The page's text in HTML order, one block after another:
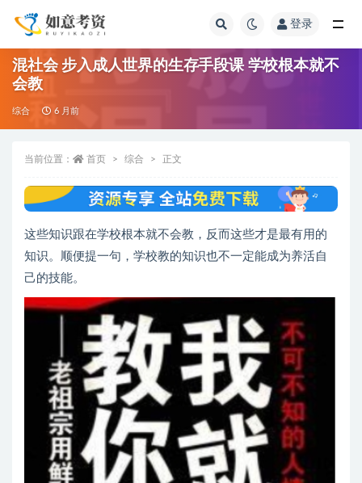
登录
混社会 步入成人世界的生存手段课 学校根本就不
会教
综合 6 月前
当前位置： 首页 综合 正文
这些知识跟在学校根本就不会教，反而这些才是最有用的
知识。顺便提一句，学校教的知识也不一定能成为养活自
己的技能。